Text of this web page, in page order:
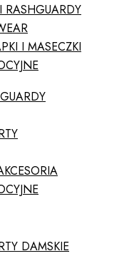
RASHGUARDY
I MASECZKI
DAMSKIE